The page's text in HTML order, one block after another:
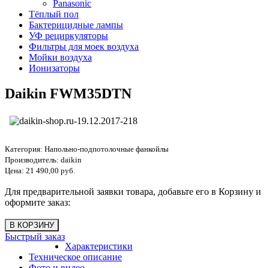
Panasonic
Тёплый пол
Бактерицидные лампы
УФ рециркуляторы
Фильтры для моек воздуха
Мойки воздуха
Ионизаторы
Daikin FWM35DTN
Категория: Напольно-подпотолочные фанкойлы
Производитель: daikin
Цена: 21 490,00 руб.
Для предварительной заявки товара, добавьте его в Корзину и
оформите заказ:
Быстрый заказ
Характеристики
Техническое описание